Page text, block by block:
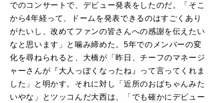
でのコンサートで、デビュー発表をしたのだ。「そこ
から4年経って、ドームを発表できるのはすごくあり
がたいし、改めてファンの皆さんへの感謝を伝えたい
なと思います」と噛み締めた。5年でのメンバーの変
化を尋ねられると、大橋が「昨日、チーフのマネージ
ャーさんが『大人っぽくなったね』って言ってくれま
した」と明かす。それに対し「近所のおばちゃんみた
いやな」とツッコんだ大西は、「でも確かにデビュー